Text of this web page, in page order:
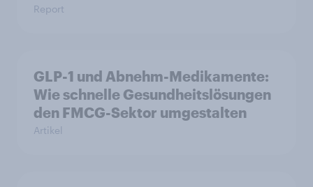
Report
GLP-1 und Abnehm-Medikamente:
Wie schnelle Gesundheitslösungen
den FMCG-Sektor umgestalten
Artikel